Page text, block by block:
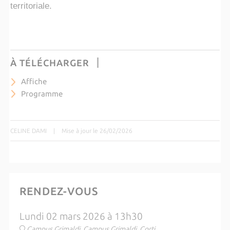
territoriale.
À TÉLÉCHARGER
Affiche
Programme
CELINE DAMI | Mise à jour le 26/02/2026
RENDEZ-VOUS
Lundi 02 mars 2026 à 13h30